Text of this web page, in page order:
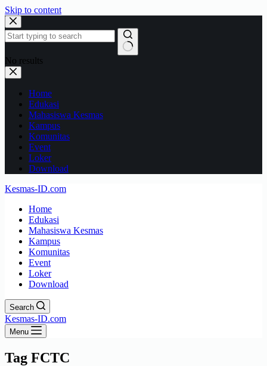
Skip to content
No results
Home
Edukasi
Mahasiswa Kesmas
Kampus
Komunitas
Event
Loker
Download
Kesmas-ID.com
Home
Edukasi
Mahasiswa Kesmas
Kampus
Komunitas
Event
Loker
Download
Search
Kesmas-ID.com
Menu
Tag FCTC